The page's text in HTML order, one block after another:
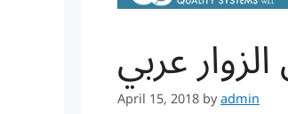
عربي
April 15, 2018byadmin